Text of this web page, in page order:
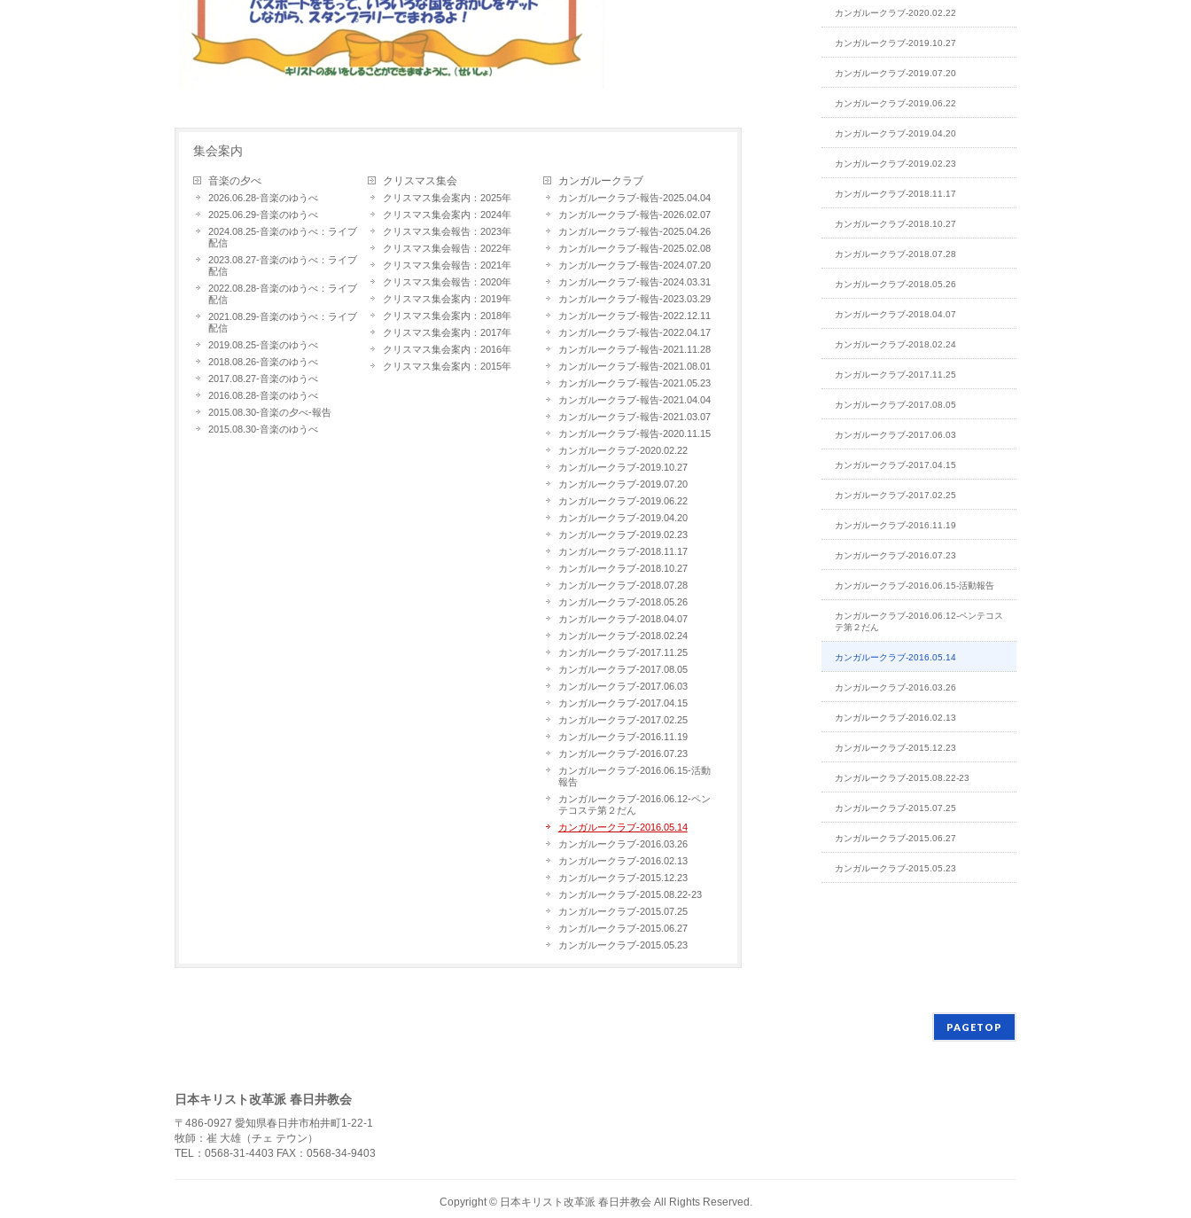
集会案内
音楽の夕べ
2026.06.28-音楽のゆうべ
2025.06.29-音楽のゆうべ
2024.08.25-音楽のゆうべ：ライブ
配信
2023.08.27-音楽のゆうべ：ライブ
配信
2022.08.28-音楽のゆうべ：ライブ
配信
2021.08.29-音楽のゆうべ：ライブ
配信
2019.08.25-音楽のゆうべ
2018.08.26-音楽のゆうべ
2017.08.27-音楽のゆうべ
2016.08.28-音楽のゆうべ
2015.08.30-音楽の夕べ-報告
2015.08.30-音楽のゆうべ
クリスマス集会
クリスマス集会案内：2025年
クリスマス集会案内：2024年
クリスマス集会報告：2023年
クリスマス集会報告：2022年
クリスマス集会報告：2021年
クリスマス集会報告：2020年
クリスマス集会案内：2019年
クリスマス集会案内：2018年
クリスマス集会案内：2017年
クリスマス集会案内：2016年
クリスマス集会案内：2015年
カンガルークラブ
カンガルークラブ-報告-2025.04.04
カンガルークラブ-報告-2026.02.07
カンガルークラブ-報告-2025.04.26
カンガルークラブ-報告-2025.02.08
カンガルークラブ-報告-2024.07.20
カンガルークラブ-報告-2024.03.31
カンガルークラブ-報告-2023.03.29
カンガルークラブ-報告-2022.12.11
カンガルークラブ-報告-2022.04.17
カンガルークラブ-報告-2021.11.28
カンガルークラブ-報告-2021.08.01
カンガルークラブ-報告-2021.05.23
カンガルークラブ-報告-2021.04.04
カンガルークラブ-報告-2021.03.07
カンガルークラブ-報告-2020.11.15
カンガルークラブ-2020.02.22
カンガルークラブ-2019.10.27
カンガルークラブ-2019.07.20
カンガルークラブ-2019.06.22
カンガルークラブ-2019.04.20
カンガルークラブ-2019.02.23
カンガルークラブ-2018.11.17
カンガルークラブ-2018.10.27
カンガルークラブ-2018.07.28
カンガルークラブ-2018.05.26
カンガルークラブ-2018.04.07
カンガルークラブ-2018.02.24
カンガルークラブ-2017.11.25
カンガルークラブ-2017.08.05
カンガルークラブ-2017.06.03
カンガルークラブ-2017.04.15
カンガルークラブ-2017.02.25
カンガルークラブ-2016.11.19
カンガルークラブ-2016.07.23
カンガルークラブ-2016.06.15-活動
報告
カンガルークラブ-2016.06.12-ペン
テコステ第２だん
カンガルークラブ-2016.05.14
カンガルークラブ-2016.03.26
カンガルークラブ-2016.02.13
カンガルークラブ-2015.12.23
カンガルークラブ-2015.08.22-23
カンガルークラブ-2015.07.25
カンガルークラブ-2015.06.27
カンガルークラブ-2015.05.23
カンガルークラブ-2020.02.22
カンガルークラブ-2019.10.27
カンガルークラブ-2019.07.20
カンガルークラブ-2019.06.22
カンガルークラブ-2019.04.20
カンガルークラブ-2019.02.23
カンガルークラブ-2018.11.17
カンガルークラブ-2018.10.27
カンガルークラブ-2018.07.28
カンガルークラブ-2018.05.26
カンガルークラブ-2018.04.07
カンガルークラブ-2018.02.24
カンガルークラブ-2017.11.25
カンガルークラブ-2017.08.05
カンガルークラブ-2017.06.03
カンガルークラブ-2017.04.15
カンガルークラブ-2017.02.25
カンガルークラブ-2016.11.19
カンガルークラブ-2016.07.23
カンガルークラブ-2016.06.15-活動報告
カンガルークラブ-2016.06.12-ペンテコス
テ第２だん
カンガルークラブ-2016.05.14
カンガルークラブ-2016.03.26
カンガルークラブ-2016.02.13
カンガルークラブ-2015.12.23
カンガルークラブ-2015.08.22-23
カンガルークラブ-2015.07.25
カンガルークラブ-2015.06.27
カンガルークラブ-2015.05.23
PAGETOP
日本キリスト改革派 春日井教会
〒486-0927 愛知県春日井市柏井町1-22-1
牧師：崔 大雄（チェ テウン）
TEL：0568-31-4403 FAX：0568-34-9403
Copyright © 日本キリスト改革派 春日井教会All Rights Reserved.